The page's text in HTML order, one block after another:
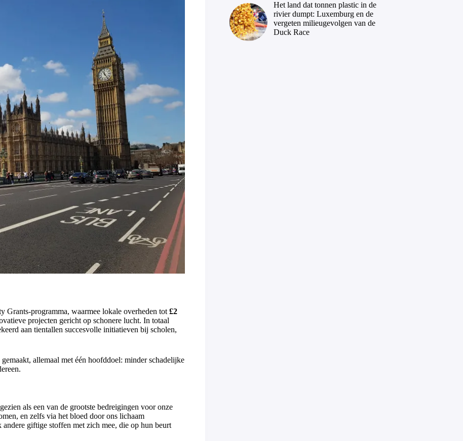
Grants-programma, waarmee lokale overheden tot £2
projecten gericht op schonere lucht. In totaal
aan tientallen succesvolle initiatieven bij scholen,
allemaal met één hoofddoel: minder schadelijke
als een van de grootste bedreigingen voor onze
en zelfs via het bloed door ons lichaam
andere giftige stoffen met zich mee, die op hun beurt
Het land dat tonnen plastic in de
rivier dumpt: Luxemburg en de
vergeten milieugevolgen van de
Duck Race